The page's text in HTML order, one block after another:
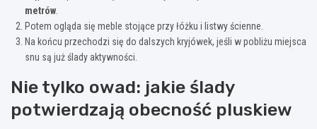
metrów
Potem ogląda się meble stojące przy łóżku i listwy ścienne.
Na końcu przechodzi się do dalszych kryjówek, jeśli w pobliżu miejsca
snu są już ślady aktywności.
Nie tylko owad: jakie ślady
potwierdzają obecność pluskiew